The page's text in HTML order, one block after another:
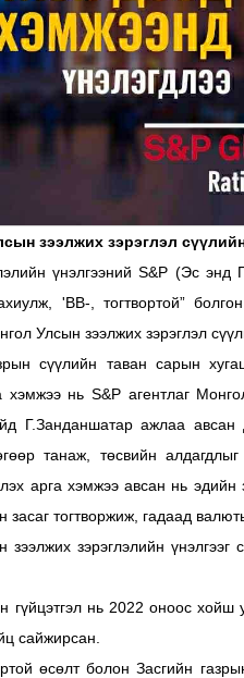
зээлжих зэрэглэл
үнэлгээний S&P (Эс энд
'BB-, тогтвортой”
Улсын зээлжих зэрэглэл
сүүлийн таван сарын
хэмжээ нь S&P агентлаг
Г.Занданшатар ажлаа авсан
танаж, төсвийн
арга хэмжээ авсан нь эдийн
тогтворжиж, гадаад
зээлжих зэрэглэлийн
гүйцэтгэл нь 2022 оноос хойш
сайжирсан.
өсөлт болон Засгийн